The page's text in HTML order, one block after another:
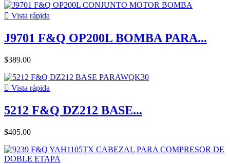
 Vista rápida
J9701 F&Q OP200L BOMBA PARA...
$389.00
 Vista rápida
5212 F&Q DZ212 BASE...
$405.00